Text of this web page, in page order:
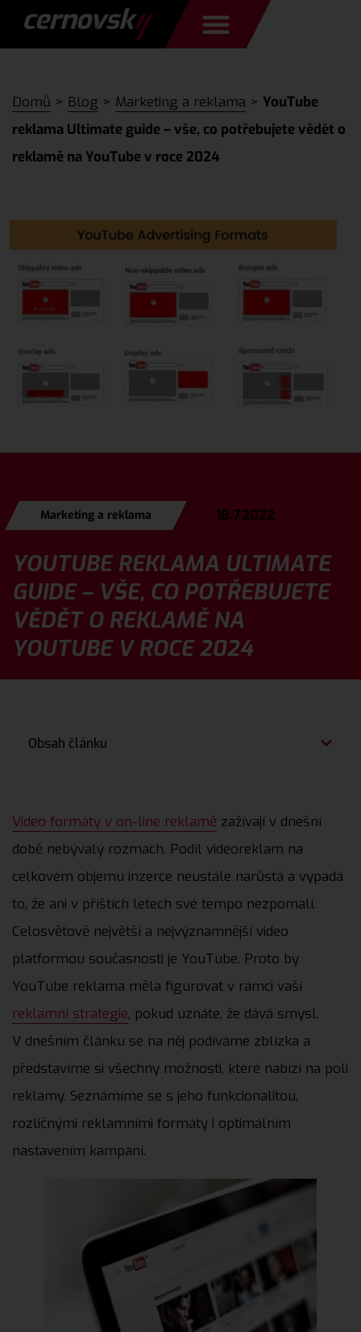
Domů > Blog > Marketing a reklama > YouTube
reklama Ultimate guide – vše, co potřebujete vědět o
reklamě na YouTube v roce 2024
Marketing a reklama 18.7.2022
YOUTUBE REKLAMA ULTIMATE
GUIDE – VŠE, CO POTŘEBUJETE
VĚDĚT O REKLAMĚ NA
YOUTUBE V ROCE 2024
Obsah článku
Video formáty v on-line reklamě zažívají v dnešní
době nebývalý rozmach. Podíl videoreklam na
celkovém objemu inzerce neustále narůstá a vypadá
to, že ani v příštích letech své tempo nezpomalí.
Celosvětově největší a nejvýznamnější video
platformou současnosti je YouTube. Proto by
YouTube reklama měla figurovat v rámci vaší
reklamní strategie, pokud uznáte, že dává smysl.
V dnešním článku se na něj podíváme zblízka a
představíme si všechny možnosti, které nabízí na poli
reklamy. Seznámíme se s jeho funkcionalitou,
rozličnými reklamními formáty i optimálním
nastavením kampaní.